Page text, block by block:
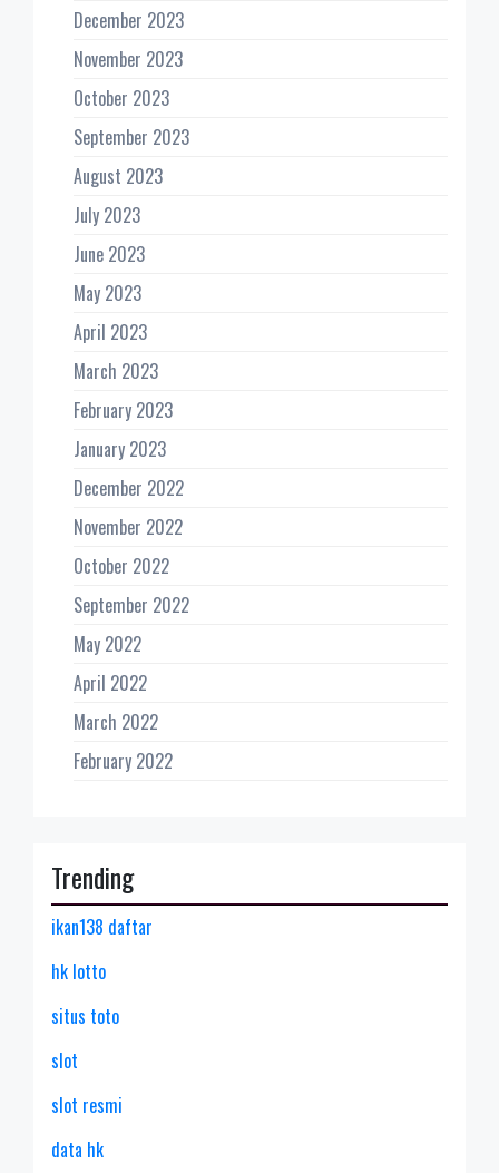
December 2023
November 2023
October 2023
September 2023
August 2023
July 2023
June 2023
May 2023
April 2023
March 2023
February 2023
January 2023
December 2022
November 2022
October 2022
September 2022
May 2022
April 2022
March 2022
February 2022
Trending
ikan138 daftar
hk lotto
situs toto
slot
slot resmi
data hk